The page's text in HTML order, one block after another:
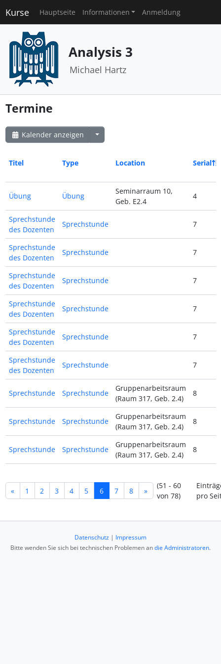
Kurse Hauptseite Informationen Anmeldung
Analysis 3
Michael Hartz
Termine
Kalender anzeigen
Titel Type Location Serial
Übung Übung
Seminarraum 10,
Geb. E2.4
4
Sprechstunde
des Dozenten
Sprechstunde 7
Sprechstunde
des Dozenten
Sprechstunde 7
Sprechstunde
des Dozenten
Sprechstunde 7
Sprechstunde
des Dozenten
Sprechstunde 7
Sprechstunde
des Dozenten
Sprechstunde 7
Sprechstunde
des Dozenten
Sprechstunde 7
Sprechstunde Sprechstunde
Gruppenarbeitsraum
(Raum 317, Geb. 2.4)
8
Sprechstunde Sprechstunde
Gruppenarbeitsraum
(Raum 317, Geb. 2.4)
8
Sprechstunde Sprechstunde
Gruppenarbeitsraum
(Raum 317, Geb. 2.4)
8
« 1 2 3 4 5 6 7 8 »
(51 - 60
von 78)
pro
Datenschutz | Impressum
Bitte wenden Sie sich bei technischen Problemen andie Administratoren.